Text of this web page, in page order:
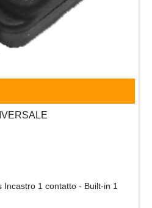
Incastro 1 contatto - Built-in 1